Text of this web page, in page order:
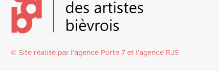
© Site réalisé par l’agence Porte 7 et l’agence RJS